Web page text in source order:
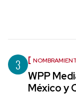
3
WPP
México y